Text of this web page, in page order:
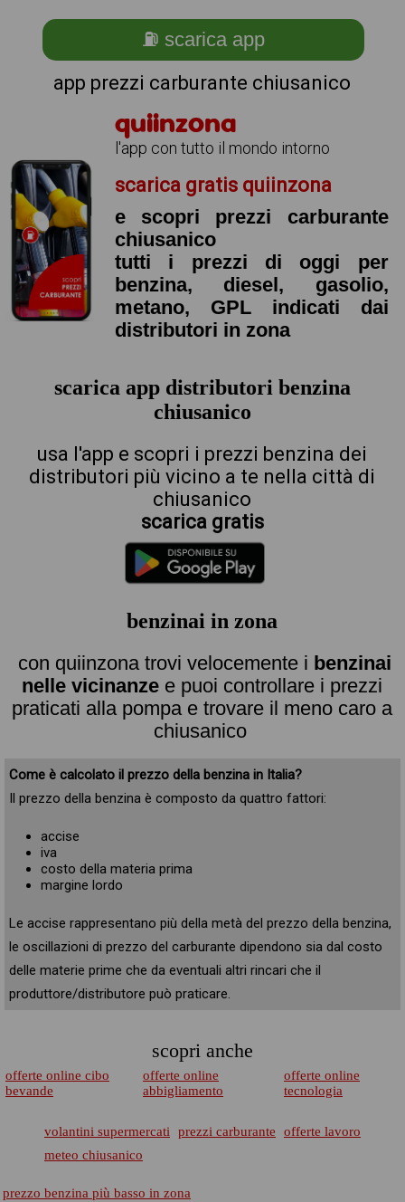
⛽ scarica app
app prezzi carburante chiusanico
quiinzona
l'app con tutto il mondo intorno
scarica gratis quiinzona
e scopri prezzi carburante
chiusanico
tutti i prezzi di oggi per
benzina, diesel, gasolio,
metano, GPL indicati dai
distributori in zona
scarica app distributori benzina
chiusanico
usa l'app e scopri i prezzi benzina dei
distributori più vicino a te nella città di
chiusanico
scarica gratis
benzinai in zona
con quiinzona trovi velocemente i benzinai
nelle vicinanze e puoi controllare i prezzi
praticati alla pompa e trovare il meno caro a
chiusanico
Come è calcolato il prezzo della benzina in Italia?
Il prezzo della benzina è composto da quattro fattori:
accise
iva
costo della materia prima
margine lordo
Le accise rappresentano più della metà del prezzo della benzina,
le oscillazioni di prezzo del carburante dipendono sia dal costo
delle materie prime che da eventuali altri rincari che il
produttore/distributore può praticare.
scopri anche
offerte online cibo
bevande
offerte online
abbigliamento
offerte online
tecnologia
volantini supermercati prezzi carburante
offerte lavoro
meteo chiusanico
prezzo benzina più basso in zona